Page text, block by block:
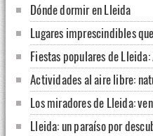
Dónde dormir en Lleida
Lugares imprescindibles
Fiestas populares de
Actividades al aire libre:
Los miradores de Lleida:
Lleida: un paraíso por